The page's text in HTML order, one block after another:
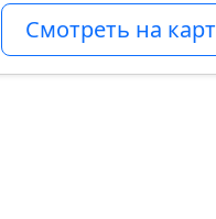
Смотреть на